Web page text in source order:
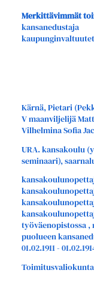
Merkittävimmät
kansanedustaja
Kärnä, Pietari
V maanviljelijä
Vilhelmina Sofia
URA. kansakoulu
seminaari),
työväenopistossa ,
puolueen
01.02.1911 -